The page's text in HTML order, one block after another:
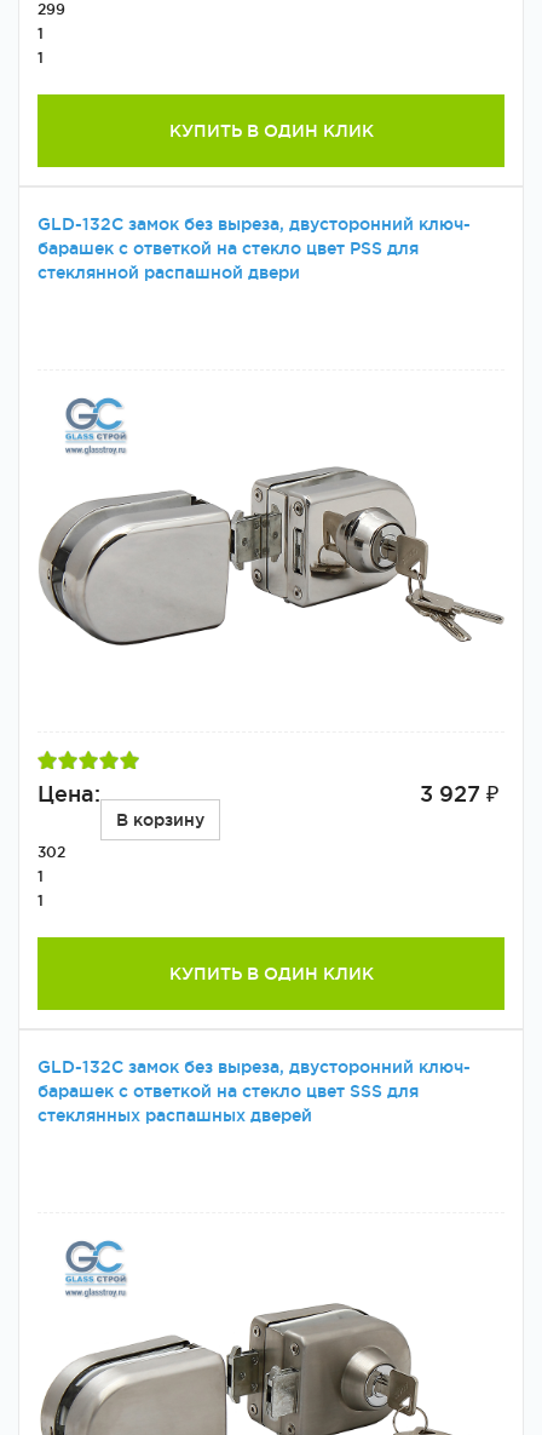
299
1
1
КУПИТЬ В ОДИН КЛИК
GLD-132C замок без выреза, двусторонний ключ-
барашек с ответкой на стекло цвет PSS для
стеклянной распашной двери
Цена: 3 927 ₽
В корзину
302
1
1
КУПИТЬ В ОДИН КЛИК
GLD-132C замок без выреза, двусторонний ключ-
барашек с ответкой на стекло цвет SSS для
стеклянных распашных дверей